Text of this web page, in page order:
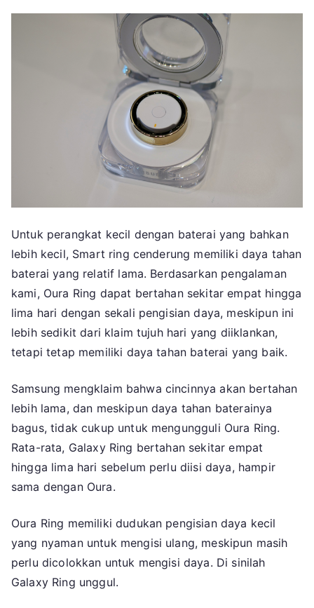
Untuk perangkat kecil dengan baterai yang bahkan
lebih kecil, Smart ring cenderung memiliki daya tahan
baterai yang relatif lama. Berdasarkan pengalaman
kami, Oura Ring dapat bertahan sekitar empat hingga
lima hari dengan sekali pengisian daya, meskipun ini
lebih sedikit dari klaim tujuh hari yang diiklankan,
tetapi tetap memiliki daya tahan baterai yang baik.
Samsung mengklaim bahwa cincinnya akan bertahan
lebih lama, dan meskipun daya tahan baterainya
bagus, tidak cukup untuk mengungguli Oura Ring.
Rata-rata, Galaxy Ring bertahan sekitar empat
hingga lima hari sebelum perlu diisi daya, hampir
sama dengan Oura.
Oura Ring memiliki dudukan pengisian daya kecil
yang nyaman untuk mengisi ulang, meskipun masih
perlu dicolokkan untuk mengisi daya. Di sinilah
Galaxy Ring unggul.